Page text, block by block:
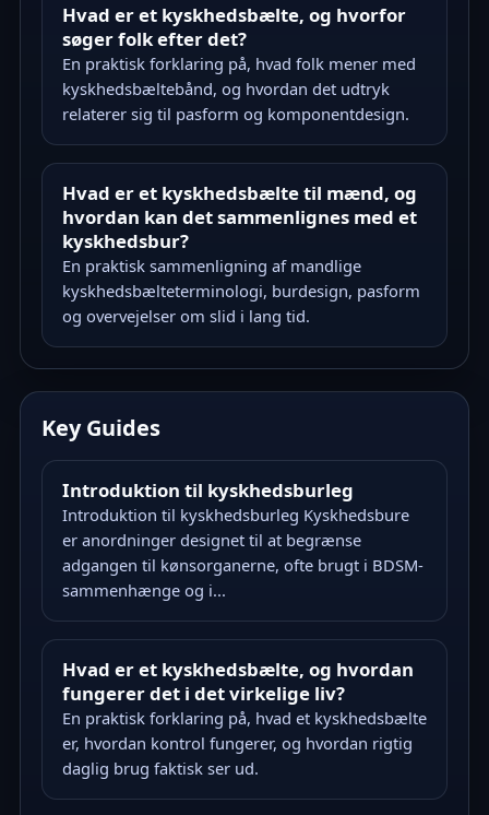
Hvad er et kyskhedsbælte, og hvorfor
søger folk efter det?
En praktisk forklaring på, hvad folk mener med
kyskhedsbæltebånd, og hvordan det udtryk
relaterer sig til pasform og komponentdesign.
Hvad er et kyskhedsbælte til mænd, og
hvordan kan det sammenlignes med et
kyskhedsbur?
En praktisk sammenligning af mandlige
kyskhedsbælteterminologi, burdesign, pasform
og overvejelser om slid i lang tid.
Key Guides
Introduktion til kyskhedsburleg
Introduktion til kyskhedsburleg Kyskhedsbure
er anordninger designet til at begrænse
adgangen til kønsorganerne, ofte brugt i BDSM-
sammenhænge og i...
Hvad er et kyskhedsbælte, og hvordan
fungerer det i det virkelige liv?
En praktisk forklaring på, hvad et kyskhedsbælte
er, hvordan kontrol fungerer, og hvordan rigtig
daglig brug faktisk ser ud.